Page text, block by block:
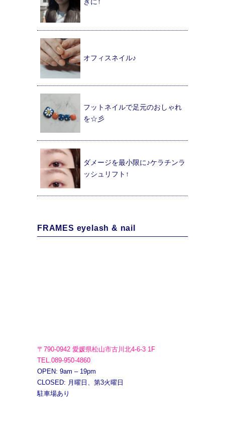
オフィスネイル♪
フットネイルで足元のおしゃれ
を☆彡
ダメージを最小限に♪ケラチンラ
ッシュリフト↑
FRAMES eyelash & nail
〒790-0942 愛媛県松山市古川北4-6-3 1F
TEL.089-950-4860
OPEN: 9am – 19pm
CLOSED: 月曜日、第3火曜日
駐車場あり